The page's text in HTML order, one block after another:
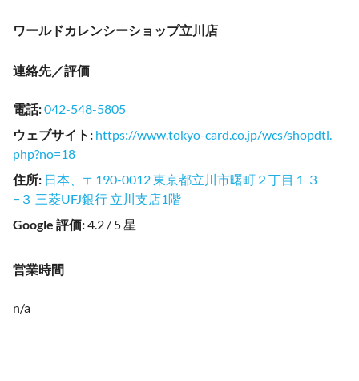
ワールドカレンシーショップ立川店
連絡先／評価
電話:042-548-5805
ウェブサイト : https://www.tokyo-card.co.jp/wcs/shopdtl.
php?no=18
住所: 日本、〒190-0012 東京都立川市曙町２丁目１３
−３ 三菱UFJ銀行 立川支店1階
Google 評価:4.2 / 5 星
営業時間
n/a